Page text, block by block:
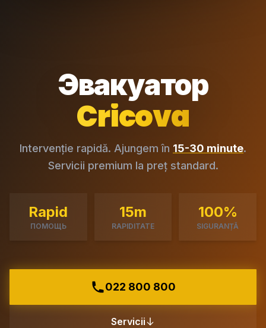
Эвакуатор
Cricova
Intervenție rapidă. Ajungem în 15-30 minute.
Servicii premium la preț standard.
Rapid
ПОМОЩЬ
15m
RAPIDITATE
100%
SIGURANȚĂ
022 800 800
Servicii